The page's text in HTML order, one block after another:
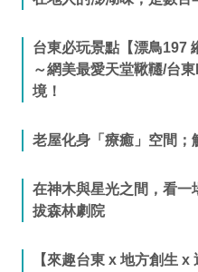
台東必玩景點【漂鳥197
～網美最愛天堂鞦韆/台
境！
老屋化身「療癒」空間；
在神木與星光之間，看一
拔森林劇院
【來趣台東 x 地方創生